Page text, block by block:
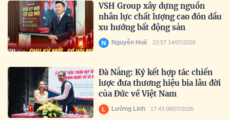
VSH Group xây dựng nguồn
nhân lực chất lượng cao đón dầu
xu hướng bất động sản
Nguyễn Huế 23:57 14/07/2026
Đà Nẵng: Ký kết hợp tác chiến
lược đưa thương hiệu bia lâu đời
của Đức về Việt Nam
Lường Linh 17:43 08/07/2026